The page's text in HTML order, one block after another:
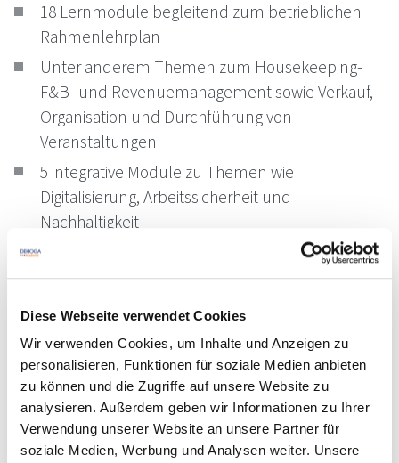
Diese Webseite verwendet Cookies
Wir verwenden Cookies, um Inhalte und Anzeigen zu
personalisieren, Funktionen für soziale Medien anbieten
zu können und die Zugriffe auf unsere Website zu
analysieren. Außerdem geben wir Informationen zu Ihrer
Verwendung unserer Website an unsere Partner für
soziale Medien, Werbung und Analysen weiter. Unsere
18 Lernmodule begleitend zum betrieblichen
Rahmenlehrplan
Unter anderem Themen zum Housekeeping-
F&B- und Revenuemanagement sowie Verkauf,
Organisation und Durchführung von
Veranstaltungen
5 integrative Module zu Themen wie
Digitalisierung, Arbeitssicherheit und
Nachhaltigkeit
Prüfungsmodul
Digitales Berichtsheft
Sonstige Informationen
Übersetzung in 20 Sprachen möglich:Deutsch,
Englisch, Französisch, Spanisch, Italienisch,
Indonesisch, Russisch, Chinesisch, Polnisch, Ukrainisch,